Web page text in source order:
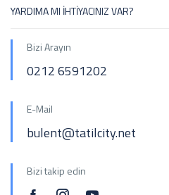
YARDIMA MI İHTİYACINIZ VAR?
Bizi Arayın
0212 6591202
E-Mail
bulent@tatilcity.net
Bizi takip edin